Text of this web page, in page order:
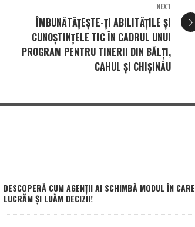
NEXT
ÎMBUNĂTĂȚEȘTE-ȚI ABILITĂȚILE ȘI
CUNOȘTINȚELE TIC ÎN CADRUL UNUI
PROGRAM PENTRU TINERII DIN BĂLȚI,
CAHUL ȘI CHIȘINĂU
DESCOPERĂ CUM AGENȚII AI SCHIMBĂ MODUL ÎN CARE
LUCRĂM ȘI LUĂM DECIZII!